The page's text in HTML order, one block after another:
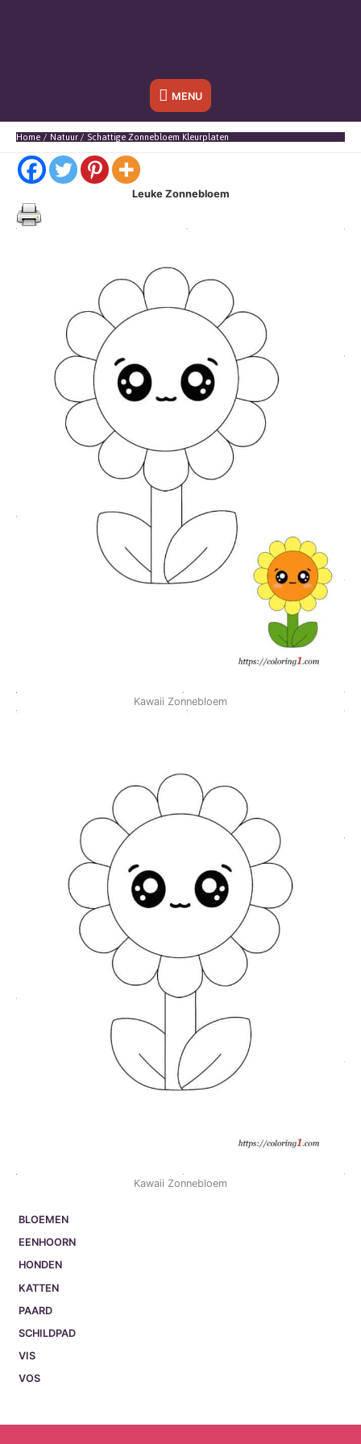
Onder
header
MENU
Home Natuur Schattige Zonnebloem Kleurplaten
BLOEMEN
EENHOORN
HONDEN
KATTEN
PAARD
SCHILDPAD
VIS
VOS
Leuke Zonnebloem
Kawaii Zonnebloem
Kawaii Zonnebloem